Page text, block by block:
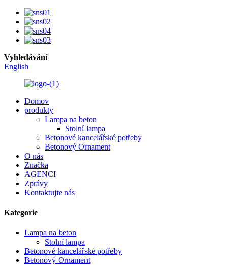
Vyhledávání
English
Domov
produkty
Lampa na beton
Stolní lampa
Betonové kancelářské potřeby
Betonový Ornament
O nás
Značka
AGENCI
Zprávy
Kontaktujte nás
Kategorie
Lampa na beton
Stolní lampa
Betonové kancelářské potřeby
Betonový Ornament